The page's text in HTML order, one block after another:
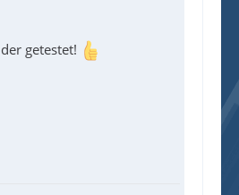
getestet!